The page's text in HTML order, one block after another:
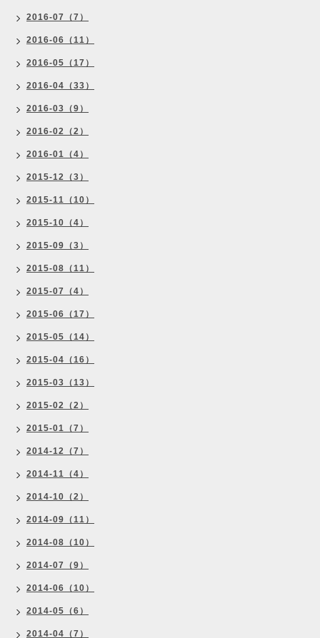
2016-07（7）
2016-06（11）
2016-05（17）
2016-04（33）
2016-03（9）
2016-02（2）
2016-01（4）
2015-12（3）
2015-11（10）
2015-10（4）
2015-09（3）
2015-08（11）
2015-07（4）
2015-06（17）
2015-05（14）
2015-04（16）
2015-03（13）
2015-02（2）
2015-01（7）
2014-12（7）
2014-11（4）
2014-10（2）
2014-09（11）
2014-08（10）
2014-07（9）
2014-06（10）
2014-05（6）
2014-04（7）